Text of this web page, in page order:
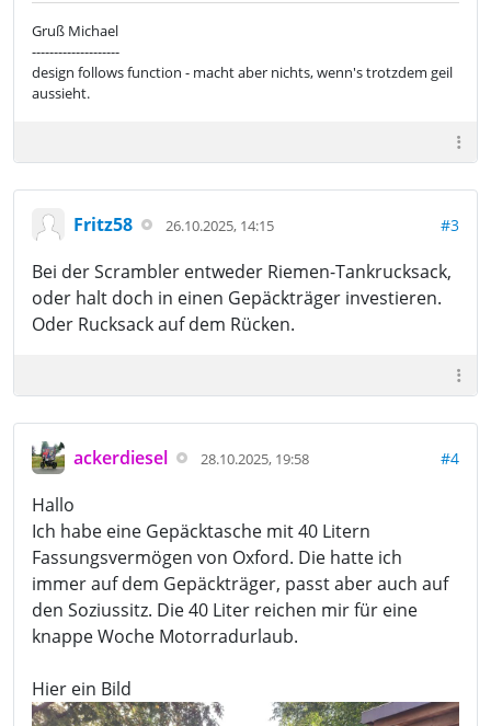
Gruß Michael
--------------------
design follows function - macht aber nichts, wenn's trotzdem geil
aussieht.
Fritz58 26.10.2025, 14:15 #3
Bei der Scrambler entweder Riemen-Tankrucksack,
oder halt doch in einen Gepäckträger investieren.
Oder Rucksack auf dem Rücken.
ackerdiesel 28.10.2025, 19:58 #4
Hallo
Ich habe eine Gepäcktasche mit 40 Litern
Fassungsvermögen von Oxford. Die hatte ich
immer auf dem Gepäckträger, passt aber auch auf
den Soziussitz. Die 40 Liter reichen mir für eine
knappe Woche Motorradurlaub.
Hier ein Bild